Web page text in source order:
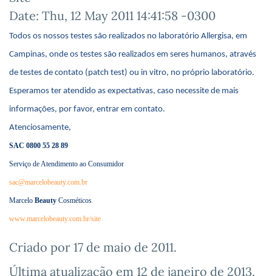
Date: Thu, 12 May 2011 14:41:58 -0300
Todos os nossos testes são realizados no laboratório Allergisa, em
Campinas, onde os testes são realizados em seres humanos, através
de testes de contato (patch test) ou in vitro, no próprio laboratório.
Esperamos ter atendido as expectativas, caso necessite de mais
informações, por favor, entrar em contato.
Atenciosamente,
SAC 0800 55 28 89
Serviço de Atendimento ao Consumidor
sac@marcelobeauty.com.br
Marcelo Beauty Cosméticos
www.marcelobeauty.com.br/site
Criado por 17 de maio de 2011.
Última atualização em 12 de janeiro de 2013.